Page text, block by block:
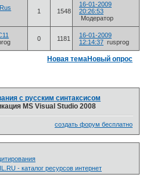
1 1548
16-01-2009
20:26:53
Модератор
0 1181
16-01-2009
12:14:37 rusprog
Новая темаНовый опрос
с русским синтаксисом
MS Visual Studio 2008
создать форум бесплатно